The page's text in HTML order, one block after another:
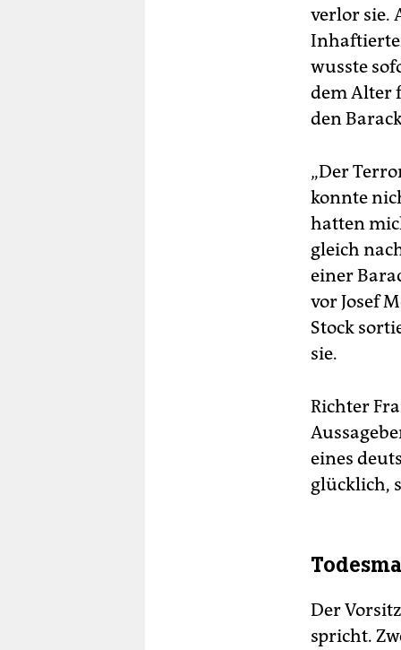
verlor sie.
wusste
dem Alter
den
„Der
konnte
hatten
gleich
einer
vor Josef
Stock
sie.
Richter
eines
glücklich,
Der
spricht.